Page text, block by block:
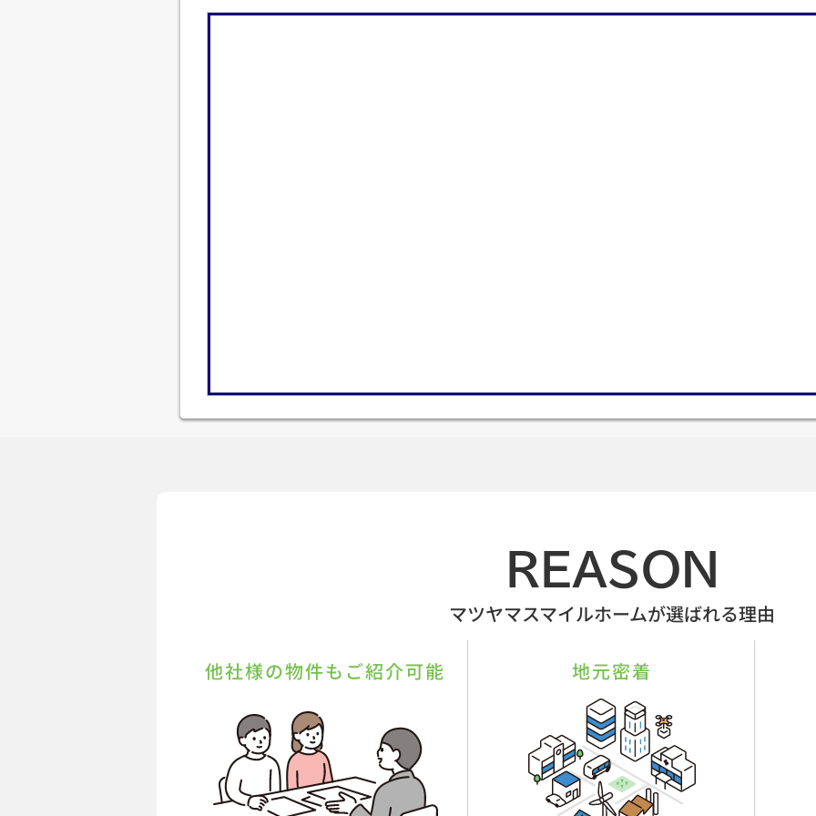
REASON
マツヤマスマイルホームが選ばれる理由
他社様の物件もご紹介可能 地元密着